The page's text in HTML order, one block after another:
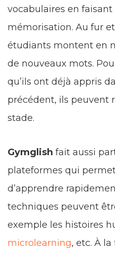
vocabulaires en faisant
mémorisation. Au fur
étudiants montent en
de nouveaux mots.
qu’ils ont déjà appris
précédent, ils peuvent
stade.
Gymglish fait aussi
plateformes qui
d’apprendre
techniques peuvent
exemple les histoires
microlearning, etc. À